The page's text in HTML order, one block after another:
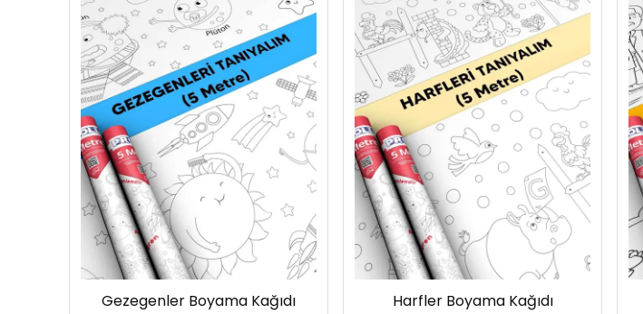
Gezegenler Boyama Kağıdı Harfler Boyama Kağıdı